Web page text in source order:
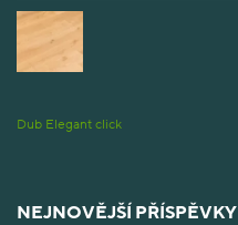
Dub Elegant click
NEJNOVĚJŠÍ PŘÍSPĚVKY